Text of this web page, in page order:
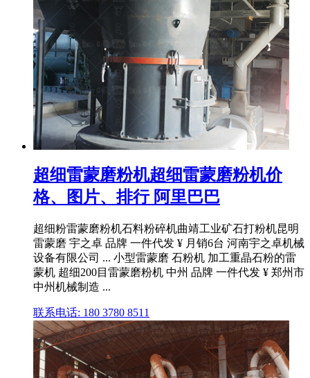
超细雷蒙磨粉机超细雷蒙磨粉机价
格、图片、排行 阿里巴巴
超细粉雷蒙磨粉机石料粉碎机曲靖工业矿石打粉机昆明
雷蒙磨 宇之卓 品牌 一件代发 ¥ 月销6台 河南宇之卓机械
设备有限公司 ... 小型雷蒙磨 石粉机 加工重晶石粉的雷
蒙机 超细200目雷蒙磨粉机 中州 品牌 一件代发 ¥ 郑州市
中州机械制造 ...
联系电话: 180 3780 8511